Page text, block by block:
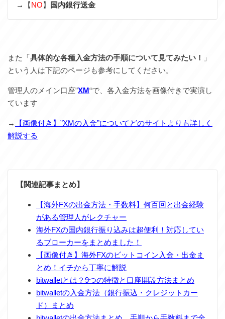
→【NO】 国内銀行送金
また「具体的な各種入金方法の手順について見てみたい！
」
という人は下記のページも参考にしてください。
管理人のメイン口座”XM“で、各入金方法を画像付きで実演し
ています
→
【画像付き】”XMの入金”についてどのサイトよりも詳しく
解説する
【関連記事まとめ】
【海外FXの出金方法・手数料】何百回と出金経験
がある管理人がレクチャー
海外FXの国内銀行振り込みは超便利！対応してい
るブローカーをまとめました！
【画像付き】海外FXのビットコイン入金・出金ま
とめ！イチから丁寧に解説
bitwalletとは？9つの特徴と口座開設方法まとめ
bitwalletの入金方法（銀行振込・クレジットカー
ド）まとめ